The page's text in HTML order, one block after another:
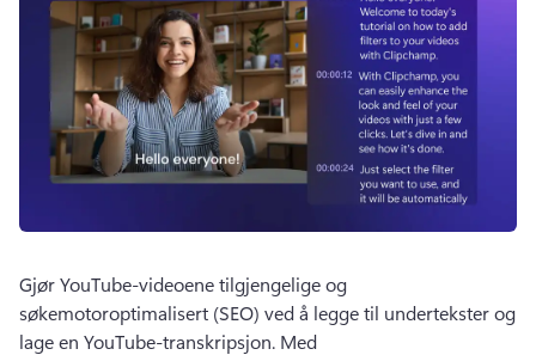
Gjør YouTube-videoene tilgjengelige og
søkemotoroptimalisert (SEO) ved å legge til undertekster og
lage en YouTube-transkripsjon. Med